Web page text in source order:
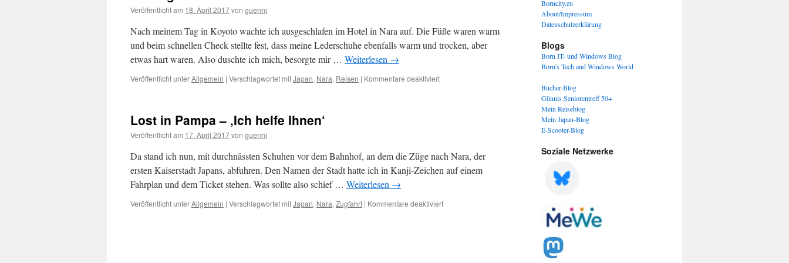
Veröffentlicht am 18. April 2017von guenni
Nach meinem Tag in Koyoto wachte ich ausgeschlafen im Hotel in Nara auf. Die Füße waren warm
und beim schnellen Check stellte fest, dass meine Lederschuhe ebenfalls warm und trocken, aber
etwas hart waren. Also duschte ich mich, besorgte mir … Weiterlesen →
Veröffentlicht unterAllgemein | Verschlagwortet mitJapan, Nara, Reisen | Kommentare deaktiviert
Lost in Pampa – ‚Ich helfe Ihnen‘
Veröffentlicht am 17. April 2017von guenni
Da stand ich nun, mit durchnässten Schuhen vor dem Bahnhof, an dem die Züge nach Nara, der
ersten Kaiserstadt Japans, abfuhren. Den Namen der Stadt hatte ich in Kanji-Zeichen auf einem
Fahrplan und dem Ticket stehen. Was sollte also schief … Weiterlesen →
Veröffentlicht unterAllgemein | Verschlagwortet mitJapan, Nara, Zugfahrt | Kommentare deaktiviert
Borncity.eu
About/Impressum
Datenschutzerklärung
Blogs
Born IT- und Windows Blog
Born's Tech and Windows World
Bücher-Blog
Günnis Seniorentreff 50+
Mein Reiseblog
Mein Japan-Blog
E-Scooter-Blog
Soziale Netzwerke